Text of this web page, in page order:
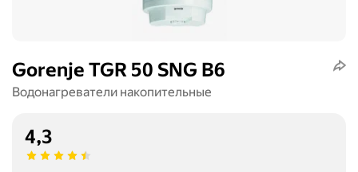
Gorenje TGR 50 SNG B6
Водонагреватели накопительные
4,3